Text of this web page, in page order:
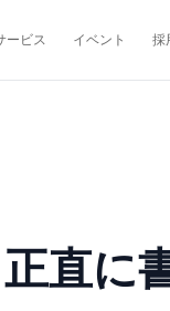
ービス イベント 採
直に